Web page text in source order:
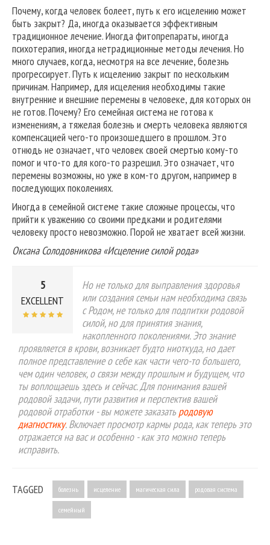
Почему, когда человек болеет, путь к его исцелению может
быть закрыт? Да, иногда оказывается эффективным
традиционное лечение. Иногда фитопрепараты, иногда
психотерапия, иногда нетрадиционные методы лечения. Но
много случаев, когда, несмотря на все лечение, болезнь
прогрессирует. Путь к исцелению закрыт по нескольким
причинам. Например, для исцеления необходимы такие
внутренние и внешние перемены в человеке, для которых он
не готов. Почему? Его семейная система не готова к
изменениям, а тяжелая болезнь и смерть человека являются
компенсацией чего-то произошедшего в прошлом. Это
отнюдь не означает, что человек своей смертью кому-то
помог и что-то для кого-то разрешил. Это означает, что
перемены возможны, но уже в ком-то другом, например в
последующих поколениях.
Иногда в семейной системе такие сложные процессы, что
прийти к уважению со своими предками и родителями
человеку просто невозможно. Порой не хватает всей жизни.
Оксана Солодовникова «Исцеление силой рода»
5
EXCELLENT
Но не только для выправления здоровья
или создания семьи нам необходима связь
с Родом, не только для подпитки родовой
силой, но для принятия знания,
накопленного поколениями. Это знание
проявляется в крови, возникает будто ниоткуда, но дает
полное представление о себе как части чего-то большего,
чем один человек, о связи между прошлым и будущем, что
ты воплощаешь здесь и сейчас. Для понимания вашей
родовой задачи, пути развития и перспектив вашей
родовой отработки - вы можете заказать родовую
диагностику. Включает просмотр кармы рода, как теперь это
отражается на вас и особенно - как это можно теперь
исправить.
TAGGED болезнь исцеление магическая сила родовая система
семейный